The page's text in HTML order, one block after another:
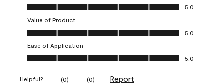
Quality of Product, 5.0 out of 5
5.0
Value of Product
Value of Product, 5.0 out of 5
5.0
Ease of Application
Ease of Application, 5.0 out of 5
5.0
Helpful? (0) (0) Report